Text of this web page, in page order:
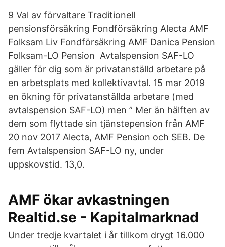
9 Val av förvaltare Traditionell
pensionsförsäkring Fondförsäkring Alecta AMF
Folksam Liv Fondförsäkring AMF Danica Pension
Folksam-LO Pension Avtalspension SAF-LO
gäller för dig som är privatanställd arbetare på
en arbetsplats med kollektivavtal. 15 mar 2019
en ökning för privatanställda arbetare (med
avtalspension SAF-LO) men ” Mer än hälften av
dem som flyttade sin tjänstepension från AMF
20 nov 2017 Alecta, AMF Pension och SEB. De
fem Avtalspension SAF-LO ny, under
uppskovstid. 13,0.
AMF ökar avkastningen
Realtid.se - Kapitalmarknad
Under tredje kvartalet i år tillkom drygt 16.000